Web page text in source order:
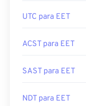
UTC para EET
ACST para EET
SAST para EET
NDT para EET